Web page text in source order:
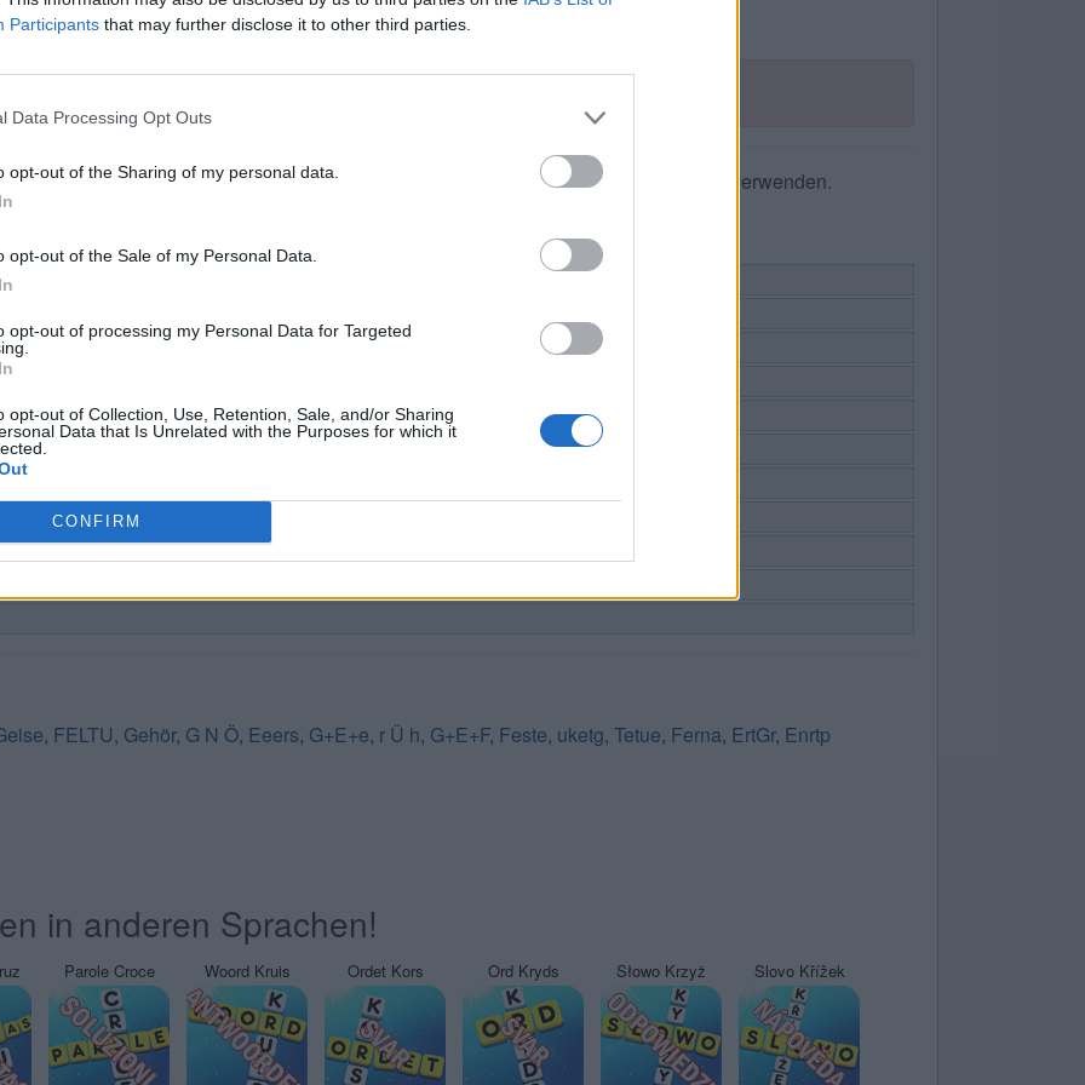
Participants that may further disclose it to other third parties.
Data Processing Opt Outs
opt-out of the Sharing of my personal data.
opt-out of the Sale of my Personal Data.
opt-out of processing my Personal Data for Targeted
opt-out of Collection, Use, Retention, Sale, and/or Sharing
Data that Is Unrelated with the Purposes for which it
CONFIRM
Wählen Sie Ihr Puzzle aus:
Levelnummer suchen, aber wir empfehlen Ihnen, die Suche nach Buchstaben zu verwenden.
, FELTU, Gehör, G N Ö, Eeers, G+E+e, r Ü h, G+E+F, Feste, uketg, Tetue, Ferna, ErtGr, Enrtp
in anderen Sprachen!
Parole Croce Woord Kruis Ordet Kors Ord Kryds Słowo Krzyż Slovo Křížek